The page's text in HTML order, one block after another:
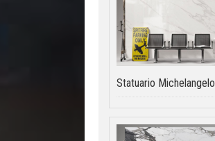
Statuario Michelangelo